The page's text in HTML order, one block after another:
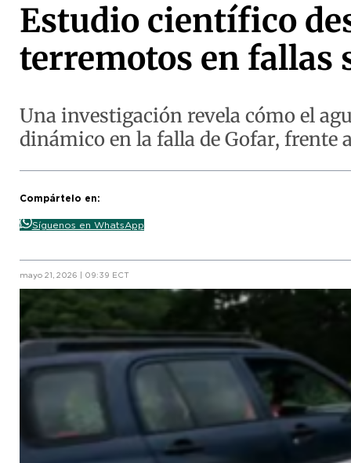
Estudio científico
terremotos en fallas
Una investigación revela cómo el
dinámico en la falla de Gofar, frente
Compártelo en:
Síguenos en WhatsApp
mayo 21, 2026 | 09:39 ECT